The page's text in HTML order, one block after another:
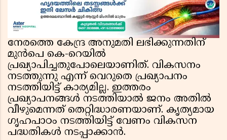
നേരത്തെ കേന്ദ്ര അനുമതി ലഭിക്കുന്നതിന്
മുൻപെ കെ-റെയിൽ
പ്രഖ്യാപിച്ചതുപോലെയാണിത്. വികസനം
നടത്തുന്നു എന്ന് വെറുതെ പ്രഖ്യാപനം
നടത്തിയിട്ട് കാര്യമില്ല. ഇത്തരം
പ്രഖ്യാപനങ്ങൾ നടത്തിയാൽ ജനം അതിൽ
വീഴുമെന്നത് തെറ്റിദ്ധാരണയാണ്. കൃത്യമായ
ഗൃഹപാഠം നടത്തിയിട്ട് വേണം വികസന
പദ്ധതികൾ നടപ്പാക്കാൻ.